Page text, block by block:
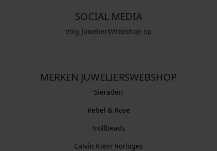
SOCIAL MEDIA
Volg JuweliersWebshop op
MERKEN JUWELIERSWEBSHOP
Sieraden
Rebel & Rose
Trollbeads
Calvin Klein horloges